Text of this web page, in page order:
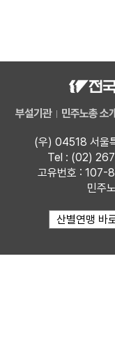
부설기관 민주노총 소
(우) 04518 서울
Tel : (02)
고유번호 :
민주